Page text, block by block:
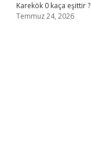
Karekök 0 kaça eşittir ?
Temmuz 24, 2026